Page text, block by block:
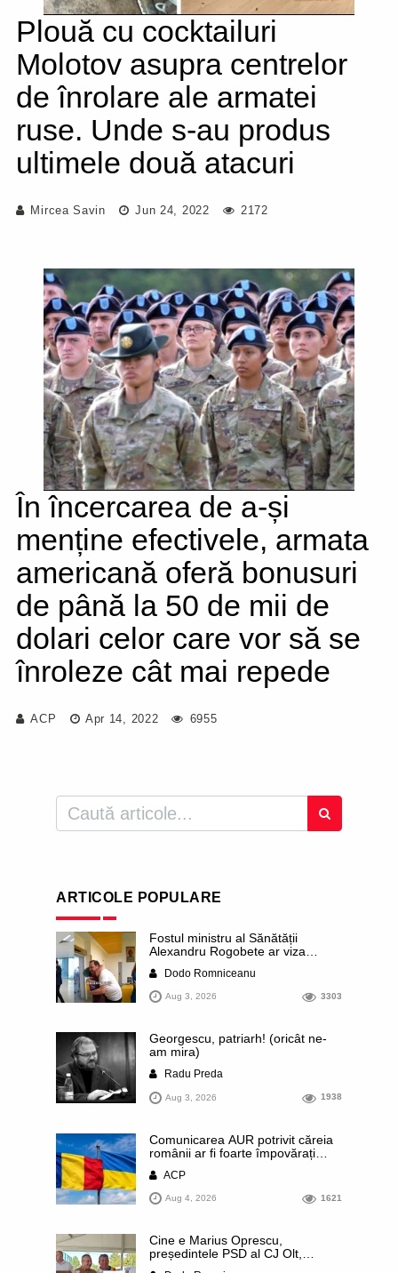
Plouă cu cocktailuri
Molotov asupra centrelor
de înrolare ale armatei
ruse. Unde s-au produs
ultimele două atacuri
Mircea Savin Jun 24, 2022 2172
În încercarea de a-și
menține efectivele, armata
americană oferă bonusuri
de până la 50 de mii de
dolari celor care vor să se
înroleze cât mai repede
ACP Apr 14, 2022 6955
ARTICOLE POPULARE
Fostul ministru al Sănătății
Alexandru Rogobete ar viza
al orașului Timișoara. Pesedistul
publică imagini demne de Coreea
de Nord cu femei din Timișoara
Dodo Romniceanu
Aug 3, 2026 3303
Georgescu, patriarh! (oricât ne-
am mira)
Radu Preda
Aug 3, 2026 1938
Comunicarea AUR potrivit căreia
românii ar fi foarte împovărați
acordat Ucrainei este contrazisă
chiar de un articol publicat de
presa rusă. Datele prezentate
printre statele europene cu cele
mai mici contribuții pe cap de
locuitor
ACP
Aug 4, 2026 1621
Cine e Marius Oprescu,
președintele PSD al CJ Olt,